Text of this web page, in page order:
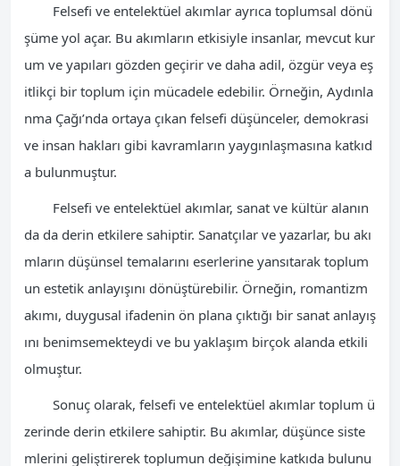
Felsefi ve entelektüel akımlar ayrıca toplumsal dönü
şüme yol açar. Bu akımların etkisiyle insanlar, mevcut kur
um ve yapıları gözden geçirir ve daha adil, özgür veya eş
itlikçi bir toplum için mücadele edebilir. Örneğin, Aydınla
nma Çağı’nda ortaya çıkan felsefi düşünceler, demokrasi
ve insan hakları gibi kavramların yaygınlaşmasına katkıd
a bulunmuştur.
Felsefi ve entelektüel akımlar, sanat ve kültür alanın
da da derin etkilere sahiptir. Sanatçılar ve yazarlar, bu akı
mların düşünsel temalarını eserlerine yansıtarak toplum
un estetik anlayışını dönüştürebilir. Örneğin, romantizm
akımı, duygusal ifadenin ön plana çıktığı bir sanat anlayış
ını benimsemekteydi ve bu yaklaşım birçok alanda etkili
olmuştur.
Sonuç olarak, felsefi ve entelektüel akımlar toplum ü
zerinde derin etkilere sahiptir. Bu akımlar, düşünce siste
mlerini geliştirerek toplumun değişimine katkıda bulunu